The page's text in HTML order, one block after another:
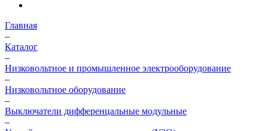
Главная
–
Каталог
–
Низковольтное и промышленное электрооборудование
–
Низковольтное оборудование
–
Выключатели дифференцальные модульные
–